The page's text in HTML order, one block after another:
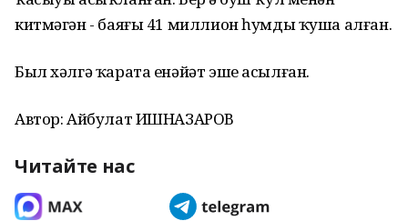
китмәгән - баяғы 41 миллион һумды ҡуша алған.
Был хәлгә ҡарата енәйәт эше асылған.
Автор: Айбулат ИШНАЗАРОВ
Читайте нас